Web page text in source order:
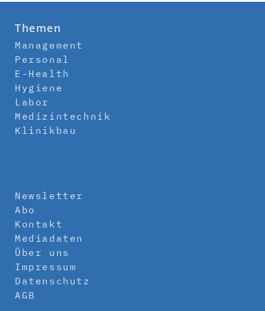
Themen
Management
Personal
E-Health
Hygiene
Labor
Medizintechnik
Klinikbau
Newsletter
Abo
Kontakt
Mediadaten
Über uns
Impressum
Datenschutz
AGB